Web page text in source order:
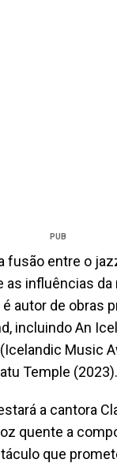
PUB
fusão entre o
as influências da
autor de obras
incluindo An
Music
Temple (2023).
a cantora
quente a
que